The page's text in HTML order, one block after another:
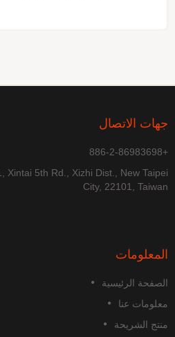
جهات الاتصال
+886-2-86983698
Xintai 5th Rd., Xizhi Dist., New Taipei
City, 22101, Taiwan
المعلومات
الصفحة الرئيسية
معلومات عنا
منتج الشريحة